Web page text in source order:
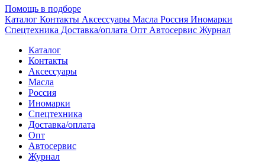
Помощь в подборе
Каталог Контакты Аксессуары Масла Россия Иномарки
Спецтехника Доставка/оплата Опт Автосервис Журнал
Каталог
Контакты
Аксессуары
Масла
Россия
Иномарки
Спецтехника
Доставка/оплата
Опт
Автосервис
Журнал